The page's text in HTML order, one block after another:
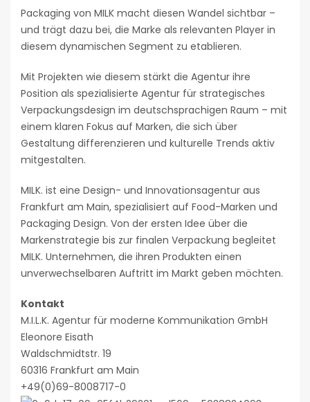
Packaging von MILK macht diesen Wandel sichtbar –
und trägt dazu bei, die Marke als relevanten Player in
diesem dynamischen Segment zu etablieren.
Mit Projekten wie diesem stärkt die Agentur ihre
Position als spezialisierte Agentur für strategisches
Verpackungsdesign im deutschsprachigen Raum – mit
einem klaren Fokus auf Marken, die sich über
Gestaltung differenzieren und kulturelle Trends aktiv
mitgestalten.
MILK. ist eine Design- und Innovationsagentur aus
Frankfurt am Main, spezialisiert auf Food-Marken und
Packaging Design. Von der ersten Idee über die
Markenstrategie bis zur finalen Verpackung begleitet
MILK. Unternehmen, die ihren Produkten einen
unverwechselbaren Auftritt im Markt geben möchten.
Kontakt
M.I.L.K. Agentur für moderne Kommunikation GmbH
Eleonore Eisath
Waldschmidtstr. 19
60316 Frankfurt am Main
+49(0)69-8008717-0